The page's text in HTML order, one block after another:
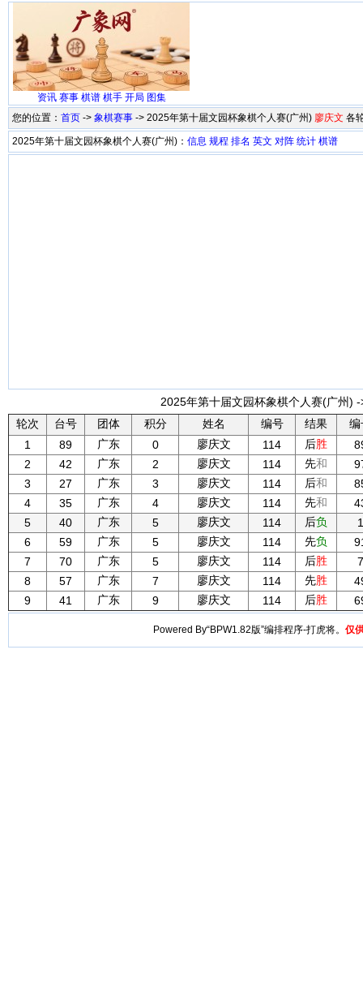
资讯 赛事 棋谱 棋手 开局 图集
您的位置： 首页 -> 象棋赛事 -> 2025年第十届文园杯象棋个人赛(广州) 廖庆文 各
2025年第十届文园杯象棋个人赛(广州)： 信息 规程 排名 英文 对阵 统计 棋谱
2025年第十届文园杯象棋个人赛(广州) -
轮次
台号 团体 积分 姓名 编号 结果
编
1
89 广东 0 廖庆文 114 后胜
2
42 广东 2 廖庆文 114 先和
3
27 广东 3 廖庆文 114 后和
4
35 广东 4 廖庆文 114 先和
5
40 广东 5 廖庆文 114 后负
1
6
59 广东 5 廖庆文 114 先负
7
70 广东 5 廖庆文 114 后胜
7
8
57 广东 7 廖庆文 114 先胜
9
41 广东 9 廖庆文 114 后胜
Powered By“BPW1.82版”编排程序-打虎将。 仅